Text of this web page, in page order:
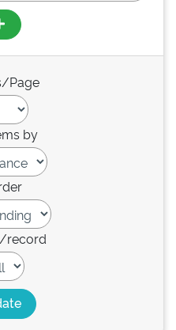
Page
by
record